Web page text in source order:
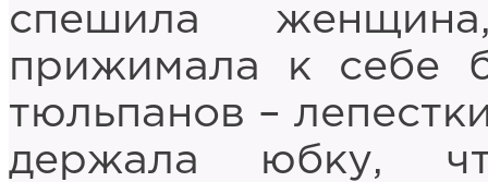
спешила
прижимала к себе
тюльпанов –
держала юбку,